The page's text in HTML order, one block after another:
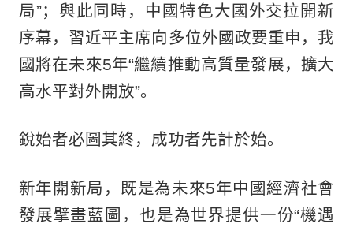
局”；與此同時，中國特色大國外交拉開新
序幕，習近平主席向多位外國政要重申，我
國將在未來5年“繼續推動高質量發展，擴大
高水平對外開放”。
銳始者必圖其終，成功者先計於始。
新年開新局，既是為未來5年中國經濟社會
發展擘畫藍圖，也是為世界提供一份“機遇